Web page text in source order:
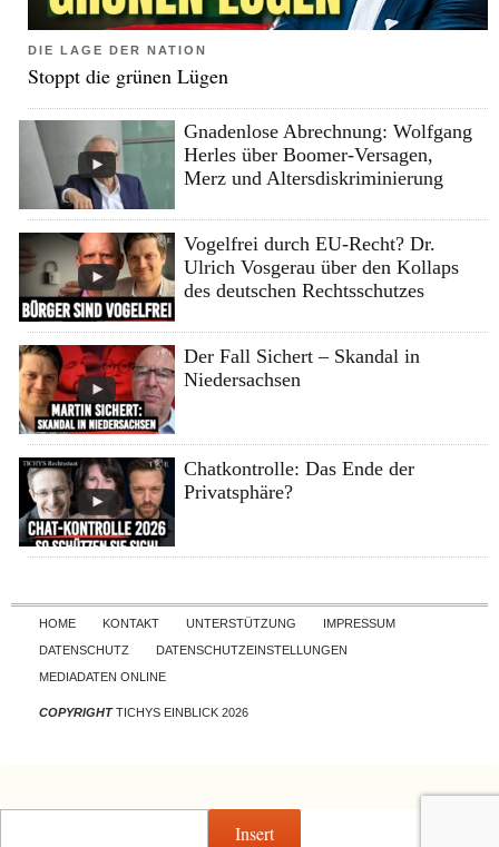
DIE LAGE DER NATION
Stoppt die grünen Lügen
Gnadenlose Abrechnung: Wolfgang
Herles über Boomer-Versagen,
Merz und Altersdiskriminierung
Vogelfrei durch EU-Recht? Dr.
Ulrich Vosgerau über den Kollaps
des deutschen Rechtsschutzes
Der Fall Sichert – Skandal in
Niedersachsen
Chatkontrolle: Das Ende der
Privatsphäre?
Skip to content
HOME KONTAKT UNTERSTÜTZUNG
IMPRESSUM
DATENSCHUTZ
DATENSCHUTZEINSTELLUNGEN
MEDIADATEN ONLINE
COPYRIGHTTICHYS EINBLICK 2026
Insert